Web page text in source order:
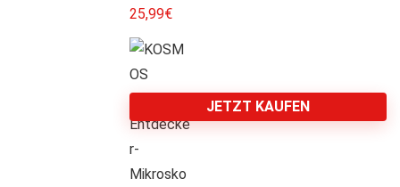
25,99€
JETZT KAUFEN